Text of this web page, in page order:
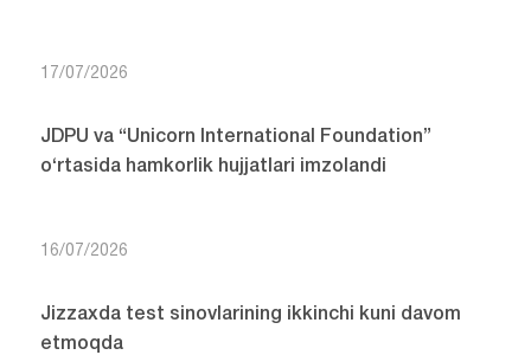
17/07/2026
JDPU va “Unicorn International Foundation”
o‘rtasida hamkorlik hujjatlari imzolandi
16/07/2026
Jizzaxda test sinovlarining ikkinchi kuni davom
etmoqda